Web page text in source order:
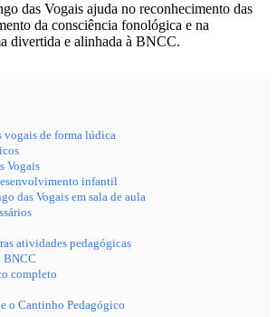
das Vogais ajuda no reconhecimento das
da consciência fonológica e na
divertida e alinhada à BNCC.
vogais de forma lúdica
Vogais
infantil
das Vogais em sala de aula
atividades pedagógicas
BNCC
completo
o Cantinho Pedagógico